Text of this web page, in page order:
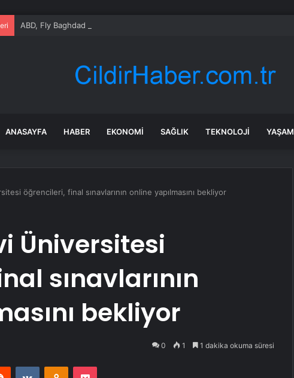
ABD, Fly Baghdad Havayolları’na yönelik yaptırımları kaldırdı
ANASAYFA HABER EKONOMI SAĞLIK TEKNOLOJI YAŞAM
öğrencileri, final sınavlarının online yapılmasını bekliyor
Üniversitesi
sınavlarının
bekliyor
0 1 1 dakika okuma süresi
Reddit VKontakteOdnoklassniki
Pocket